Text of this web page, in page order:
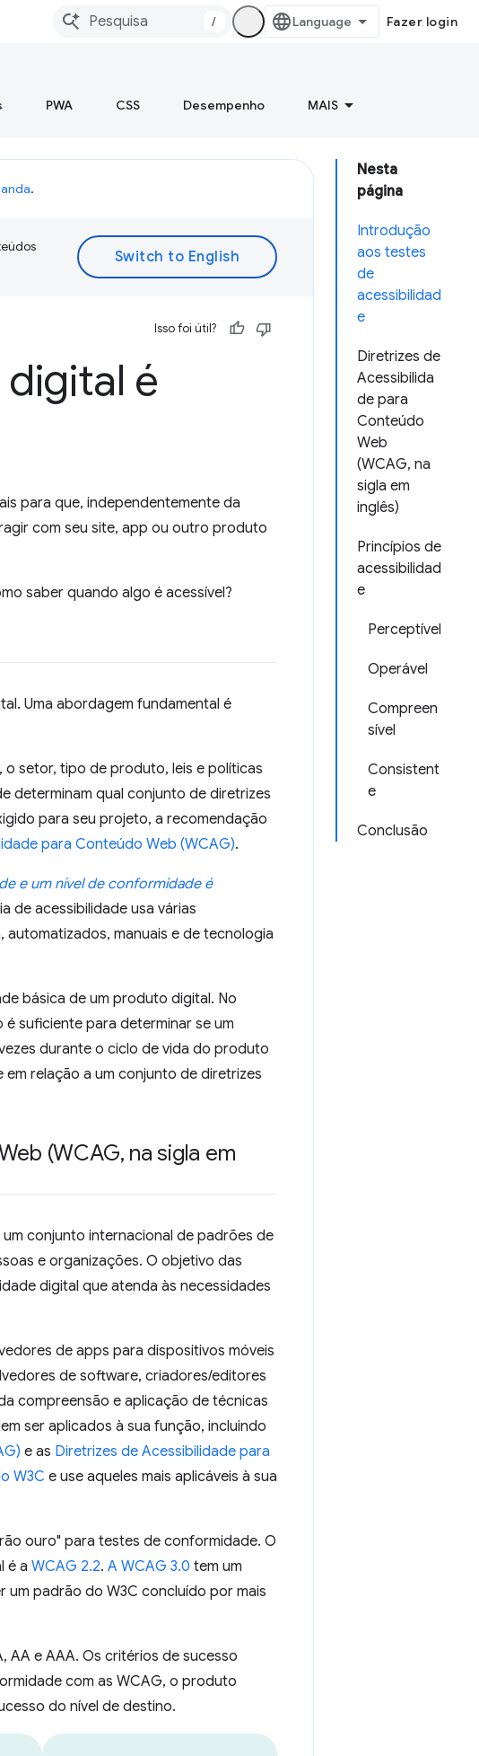
/ Fazer login
PWA CSS Desempenho MAIS
Nesta
página
Introdução
aos testes
de
acessibilidad
e
Diretrizes de
Acessibilida
de para
Conteúdo
Web
(WCAG, na
sigla em
inglês)
Princípios de
acessibilidad
e
Perceptível
Operável
Compreen
sível
Consistent
e
Conclusão
.
Isso foi útil?
é
para que, independentemente da
com seu site, app ou outro produto
saber quando algo é acessível?
Uma abordagem fundamental é
o setor, tipo de produto, leis e políticas
determinam qual conjunto de diretrizes
para seu projeto, a recomendação
para Conteúdo Web (WCAG).
e um nível de conformidade é
de acessibilidade usa várias
manuais e de tecnologia
básica de um produto digital. No
suficiente para determinar se um
durante o ciclo de vida do produto
relação a um conjunto de diretrizes
(WCAG, na sigla em
um conjunto internacional de padrões de
e organizações. O objetivo das
digital que atenda às necessidades
de apps para dispositivos móveis
de software, criadores/editores
compreensão e aplicação de técnicas
ser aplicados à sua função, incluindo
e as Diretrizes de Acessibilidade para
W3C e use aqueles mais aplicáveis à sua
ouro" para testes de conformidade. O
é a WCAG 2.2. A WCAG 3.0 tem um
um padrão do W3C concluído por mais
AA e AAA. Os critérios de sucesso
com as WCAG, o produto
do nível de destino.